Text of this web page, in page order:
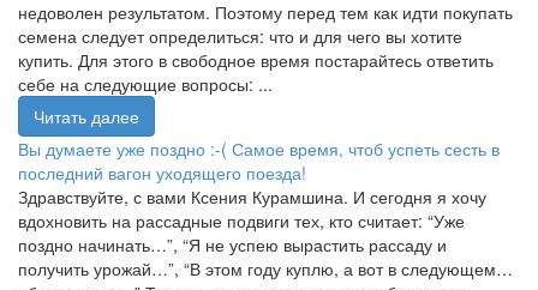
недоволен результатом. Поэтому перед тем как идти покупать
семена следует определиться: что и для чего вы хотите
купить. Для этого в свободное время постарайтесь ответить
себе на следующие вопросы: ...
Читать далее
Вы думаете уже поздно :-( Самое время, чтоб успеть сесть в
последний вагон уходящего поезда!
Здравствуйте, с вами Ксения Курамшина. И сегодня я хочу
вдохновить на рассадные подвиги тех, кто считает: “Уже
поздно начинать…”, “Я не успею вырастить рассаду и
получить урожай…”, “В этом году куплю, а вот в следующем…